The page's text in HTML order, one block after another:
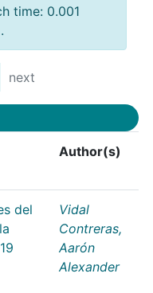
time: 0.001
next
Author(s)
del
Vidal
Contreras,
Aarón
Alexander